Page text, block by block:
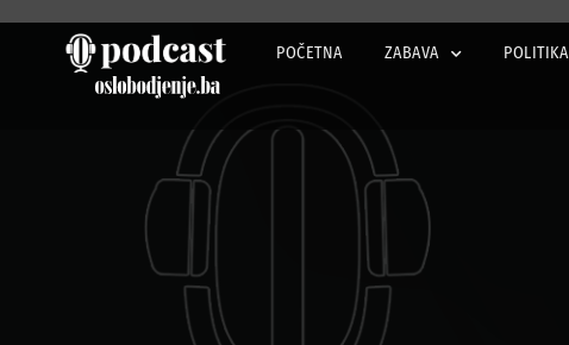
POČETNA ZABAVA POLITIKA